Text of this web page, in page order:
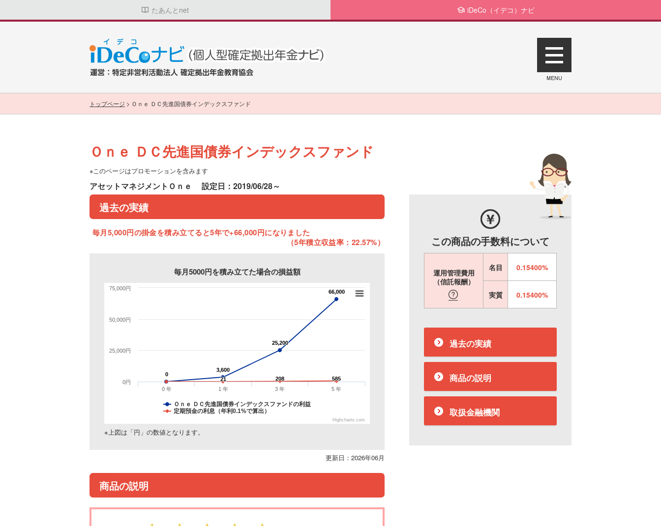
たあんとnet iDeCo（イデコ）ナビ
トップページ > Ｏｎｅ ＤＣ先進国債券インデックスファンド
Ｏｎｅ ＤＣ先進国債券インデックスファンド
※このページはプロモーションを含みます
アセットマネジメントＯｎｅ 設定日：2019/06/28～
過去の実績
毎月5,000円の掛金を積み立てると5年で+66,000円になりました
（5年積立収益率：22.57%）
毎月5000円を積み立てた場合の損益額
0
0
3,600
3,600
25,200
25,200
66,000
66,000
21
21 208
208 585
585
Ｏｎｅ ＤＣ先進国債券インデックスファンドの利益
定期預金の利息（年利0.1%で算出）
0 年 1 年 3 年 5 年
0円
25,000円
50,000円
75,000円
Highcharts.com
※上図は「円」の数値となります。
更新日：2026年06月
商品の説明
この商品の手数料について
運用管理費用
（信託報酬）
名目 0.15400%
実質 0.15400%
過去の実績
商品の説明
取扱金融機関